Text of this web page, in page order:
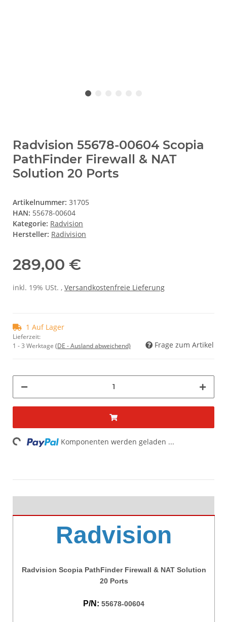
Radvision 55678-00604 Scopia
PathFinder Firewall & NAT
Solution 20 Ports
Artikelnummer: 31705
HAN: 55678-00604
Kategorie: Radvision
Hersteller: Radivision
289,00 €
inkl. 19% USt. , Versandkostenfreie Lieferung
1 Auf Lager
Lieferzeit:
1 - 3 Werktage (DE - Ausland abweichend) Frage zum Artikel
Komponenten werden geladen ...
Radvision
Radvision Scopia PathFinder Firewall & NAT Solution
20 Ports
P/N: 55678-00604